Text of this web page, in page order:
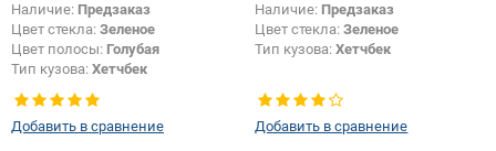
Наличие: Предзаказ
Цвет стекла: Зеленое
Цвет полосы: Голубая
Тип кузова: Хетчбек
Добавить в сравнение
Наличие: Предзаказ
Цвет стекла:Зеленое
Тип кузова:Хетчбек
Добавить в сравнение